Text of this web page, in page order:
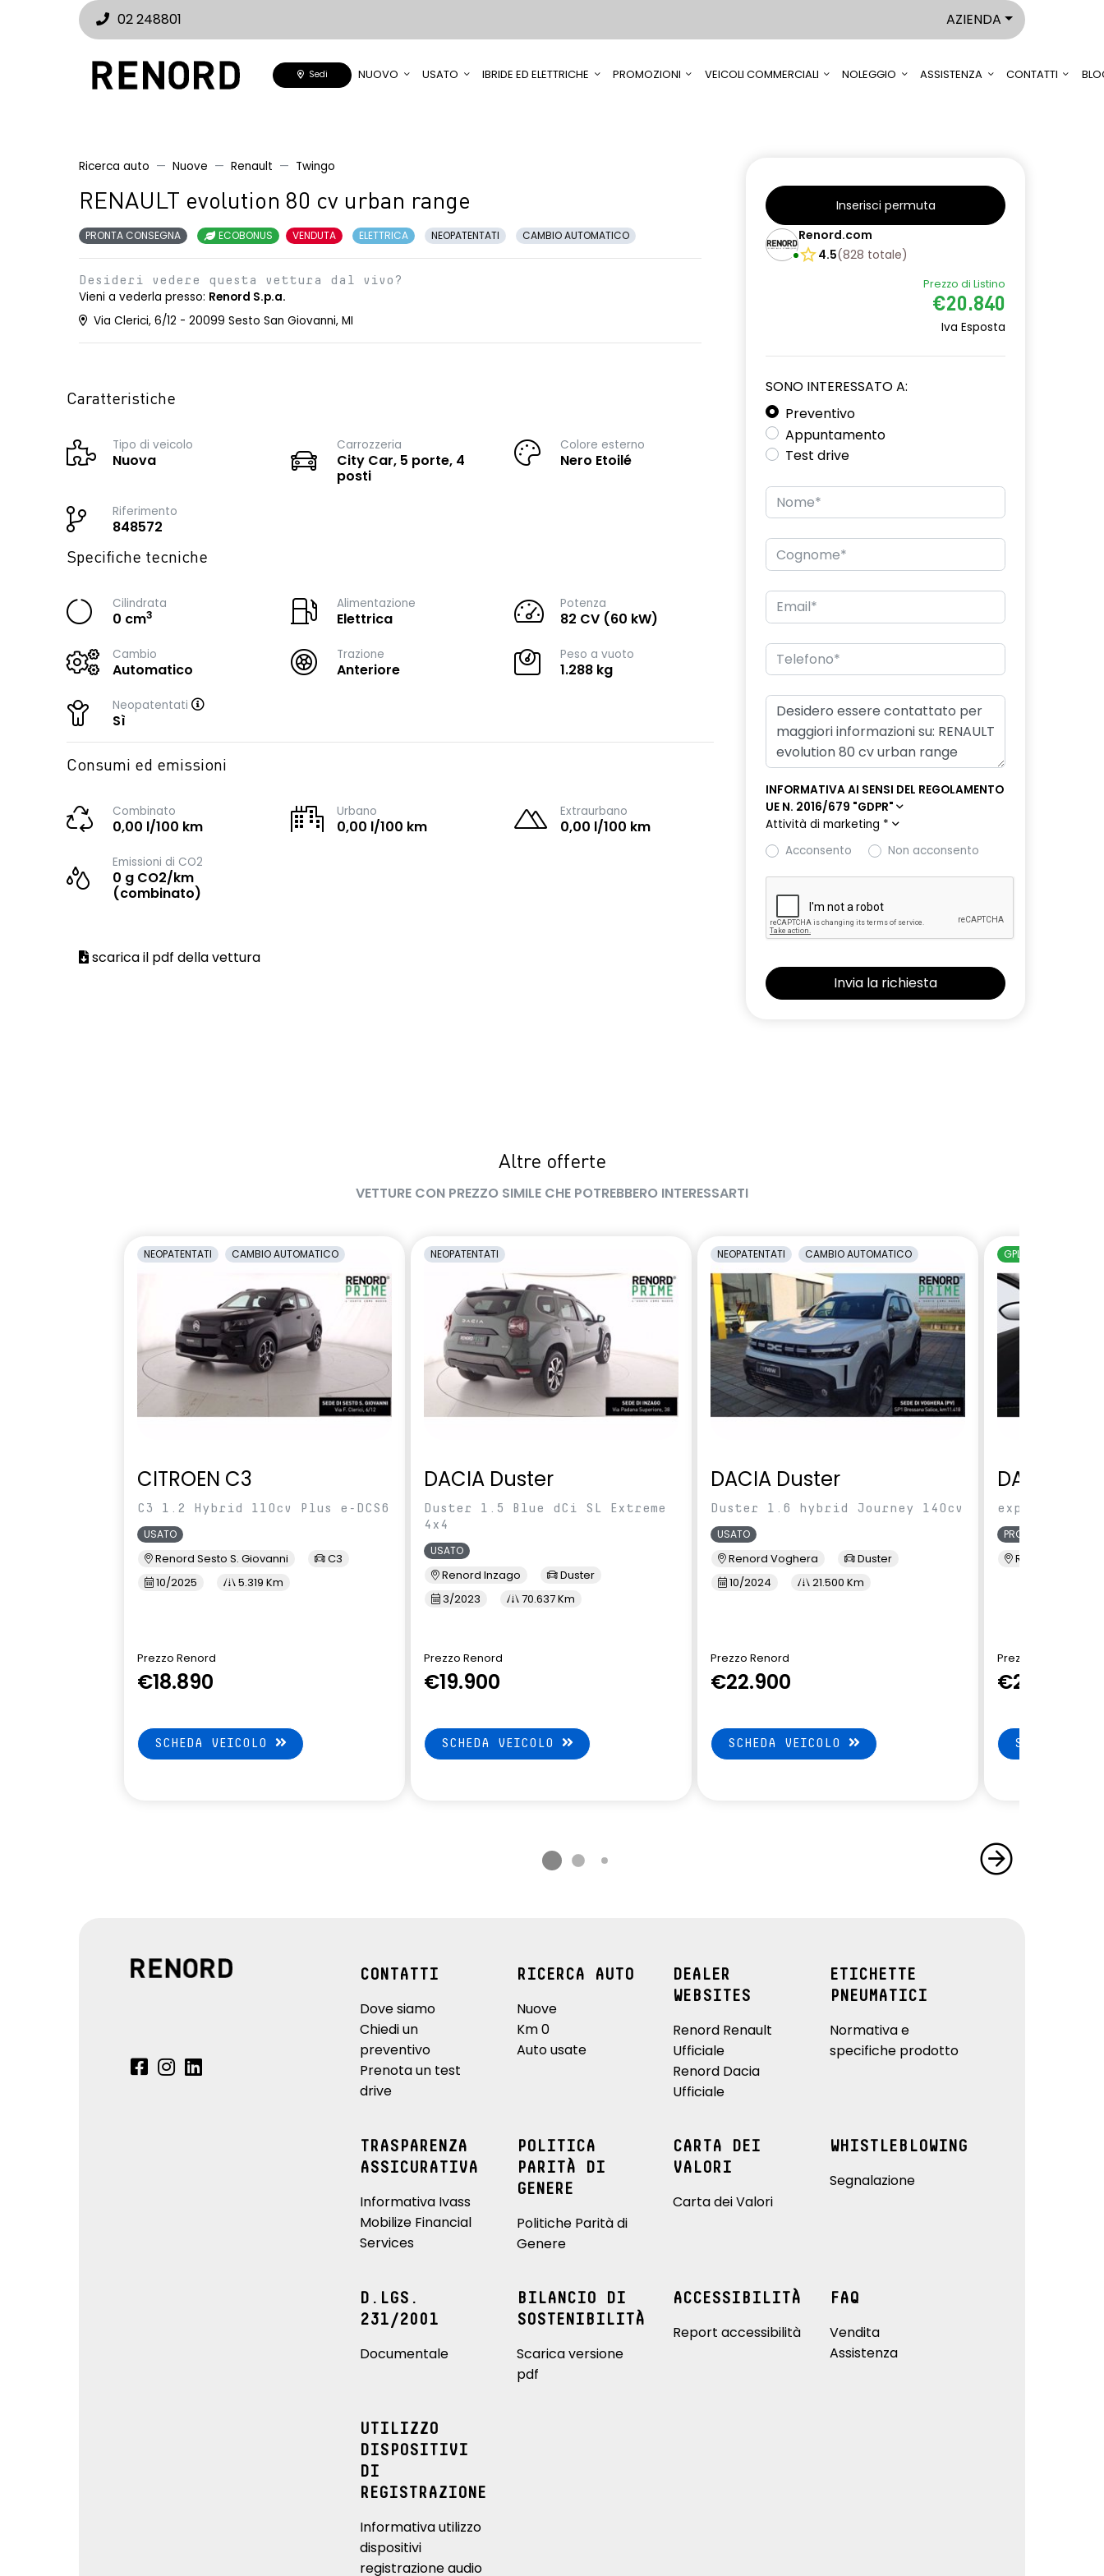
02 248801 AZIENDA
Sedi NUOVO USATO IBRIDE ED ELETTRICHE PROMOZIONI VEICOLI COMMERCIALI NOLEGGIO ASSISTENZA CONTATTI
Ricerca auto Nuove Renault Twingo
RENAULT evolution 80 cv urban range
PRONTA CONSEGNA ECOBONUS VENDUTA ELETTRICA NEOPATENTATI CAMBIO AUTOMATICO
Desideri vedere questa vettura dal vivo?
Vieni a vederla presso: Renord S.p.a.
Via Clerici, 6/12 - 20099 Sesto San Giovanni, MI
Caratteristiche
Tipo di veicolo
Nuova
Carrozzeria
City Car, 5 porte, 4
posti
Colore esterno
Nero Etoilé
Riferimento
848572
Specifiche tecniche
Cilindrata
0 cm3
Alimentazione
Elettrica
Potenza
82 CV (60 kW)
Cambio
Automatico
Trazione
Anteriore
Peso a vuoto
1.288 kg
Neopatentati
Sì
Consumi ed emissioni
Combinato
0,00 l/100 km
Urbano
0,00 l/100 km
Extraurbano
0,00 l/100 km
Emissioni di CO2
0 g CO2/km
(combinato)
scarica il pdf della vettura
Inserisci permuta
Renord.com
4.5(828 totale)
Prezzo di Listino
€20.840
Iva Esposta
SONO INTERESSATO A:
Preventivo
Appuntamento
Test drive
INFORMATIVA AI SENSI DEL REGOLAMENTO
UE N. 2016/679 "GDPR"
Attività di marketing *
Acconsento
Non acconsento
Altre offerte
VETTURE CON PREZZO SIMILE CHE POTREBBERO INTERESSARTI
NEOPATENTATI CAMBIO AUTOMATICO
CITROEN C3
C3 1.2 Hybrid 110cv Plus e-DCS6
USATO
Renord Sesto S. Giovanni
C3
10/2025
5.319 Km
Prezzo Renord
€18.890
SCHEDA VEICOLO
NEOPATENTATI
DACIA Duster
Duster 1.5 Blue dCi SL Extreme
4x4
USATO
Renord Inzago
Duster
3/2023
70.637 Km
Prezzo Renord
€19.900
SCHEDA VEICOLO
NEOPATENTATI CAMBIO AUTOMATICO
DACIA Duster
Duster 1.6 hybrid Journey 140cv
USATO
Renord Voghera
Duster
10/2024
21.500 Km
Prezzo Renord
€22.900
SCHEDA VEICOLO
GPL
DACIA
expression 5p
PRONTA CONSEGNA
Renord Sesto S.
Prezzo di Listino
€20.300
SCHEDA
CONTATTI
Dove siamo
Chiedi un
preventivo
Prenota un test
drive
RICERCA AUTO
Nuove
Km 0
Auto usate
DEALER
WEBSITES
Renord Renault
Ufficiale
Renord Dacia
Ufficiale
ETICHETTE
PNEUMATICI
Normativa e
specifiche prodotto
TRASPARENZA
ASSICURATIVA
Informativa Ivass
Mobilize Financial
Services
POLITICA
PARITÀ DI
GENERE
Politiche Parità di
Genere
CARTA DEI
VALORI
Carta dei Valori
WHISTLEBLOWING
Segnalazione
D.LGS.
231/2001
Documentale
BILANCIO DI
SOSTENIBILITÀ
Scarica versione
pdf
ACCESSIBILITÀ
Report accessibilità
FAQ
Vendita
Assistenza
UTILIZZO
DISPOSITIVI
DI
REGISTRAZIONE
Informativa utilizzo
dispositivi
registrazione audio